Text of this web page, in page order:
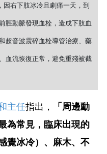
右下肢冰冷且劇痛一天，到
脛動脈發現血栓，造成下肢血
超音波震碎血栓導管治療、藥
血流恢復正常，避免重殘被截
主任指出，
「周邊動
為常見，臨床出現的
覺冰冷）、麻木、不